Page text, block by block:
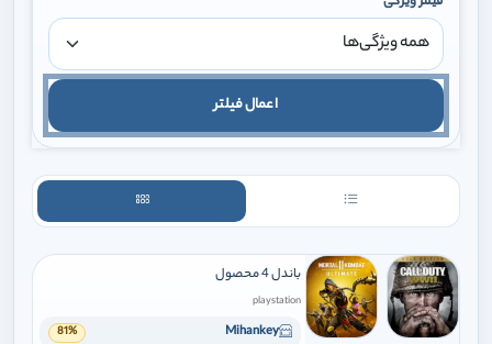
اعمال فیلتر
باندل 4 محصول
playstation
Mihankey
81%